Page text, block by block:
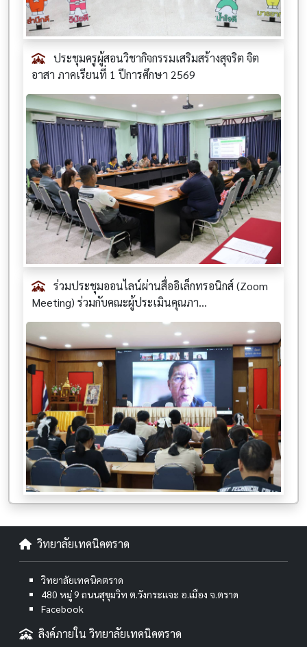
ประชุมครูผู้สอนวิชากิจกรรมเสริมสร้างสุจริต จิต
อาสา ภาคเรียนที่ 1 ปีการศึกษา 2569
ร่วมประชุมออนไลน์ผ่านสื่ออิเล็กทรอนิกส์ (Zoom
Meeting) ร่วมกับคณะผู้ประเมินคุณภา...
วิทยาลัยเทคนิคตราด
วิทยาลัยเทคนิคตราด
480 หมู่ 9 ถนนสุขุมวิท ต.วังกระแจะ อ.เมือง จ.ตราด
Facebook
ลิงค์ภายใน วิทยาลัยเทคนิคตราด